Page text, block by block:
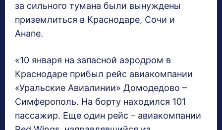
за сильного тумана были вынуждены
приземлиться в Краснодаре, Сочи и
Анапе.
«10 января на запасной аэродром в
Краснодаре прибыл рейс авиакомпании
«Уральские Авиалинии» Домодедово –
Симферополь. На борту находился 101
пассажир. Еще один рейс – авиакомпании